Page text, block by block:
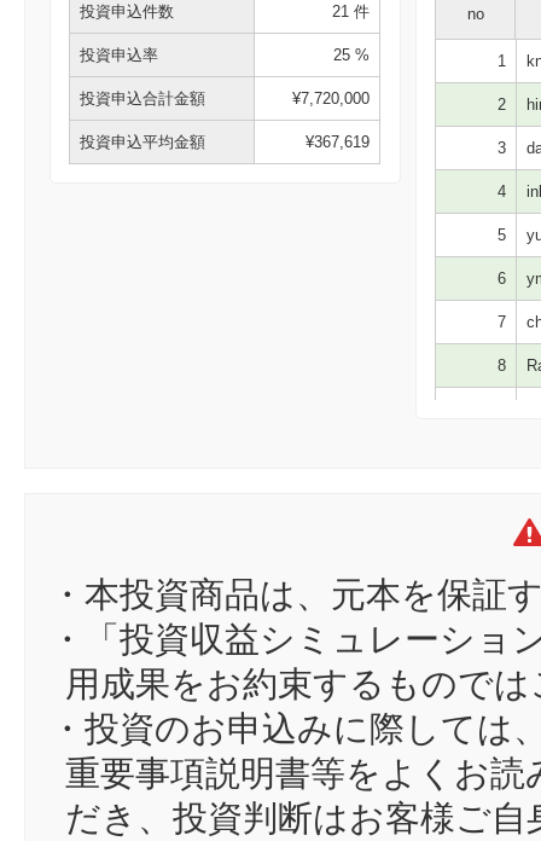
no
1
2
3
4
5
6
7
8
13
15
16
17
18
投資申込件数 21 件
投資申込率 25 %
投資申込合計金額 ¥7,720,000
投資申込平均金額 ¥367,619
・本投資商品は、元本を保証
・「投資収益シミュレーショ
用成果をお約束するもので
・投資のお申込みに際しては
重要事項説明書等をよくお
だき、投資判断はお客様ご